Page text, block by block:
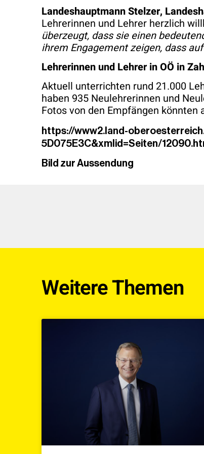
Landeshauptmann Stelzer,
Lehrerinnen und Lehrer herzlich
überzeugt, dass sie einen
ihrem Engagement zeigen, dass
Lehrerinnen und Lehrer in OÖ in
Aktuell unterrichten rund 21.000
haben 935 Neulehrerinnen und
Fotos von den Empfängen könnten
https://www2.land-
5D075E3C&xmlid=Seiten/
Bild zur Aussendung
Weitere Themen